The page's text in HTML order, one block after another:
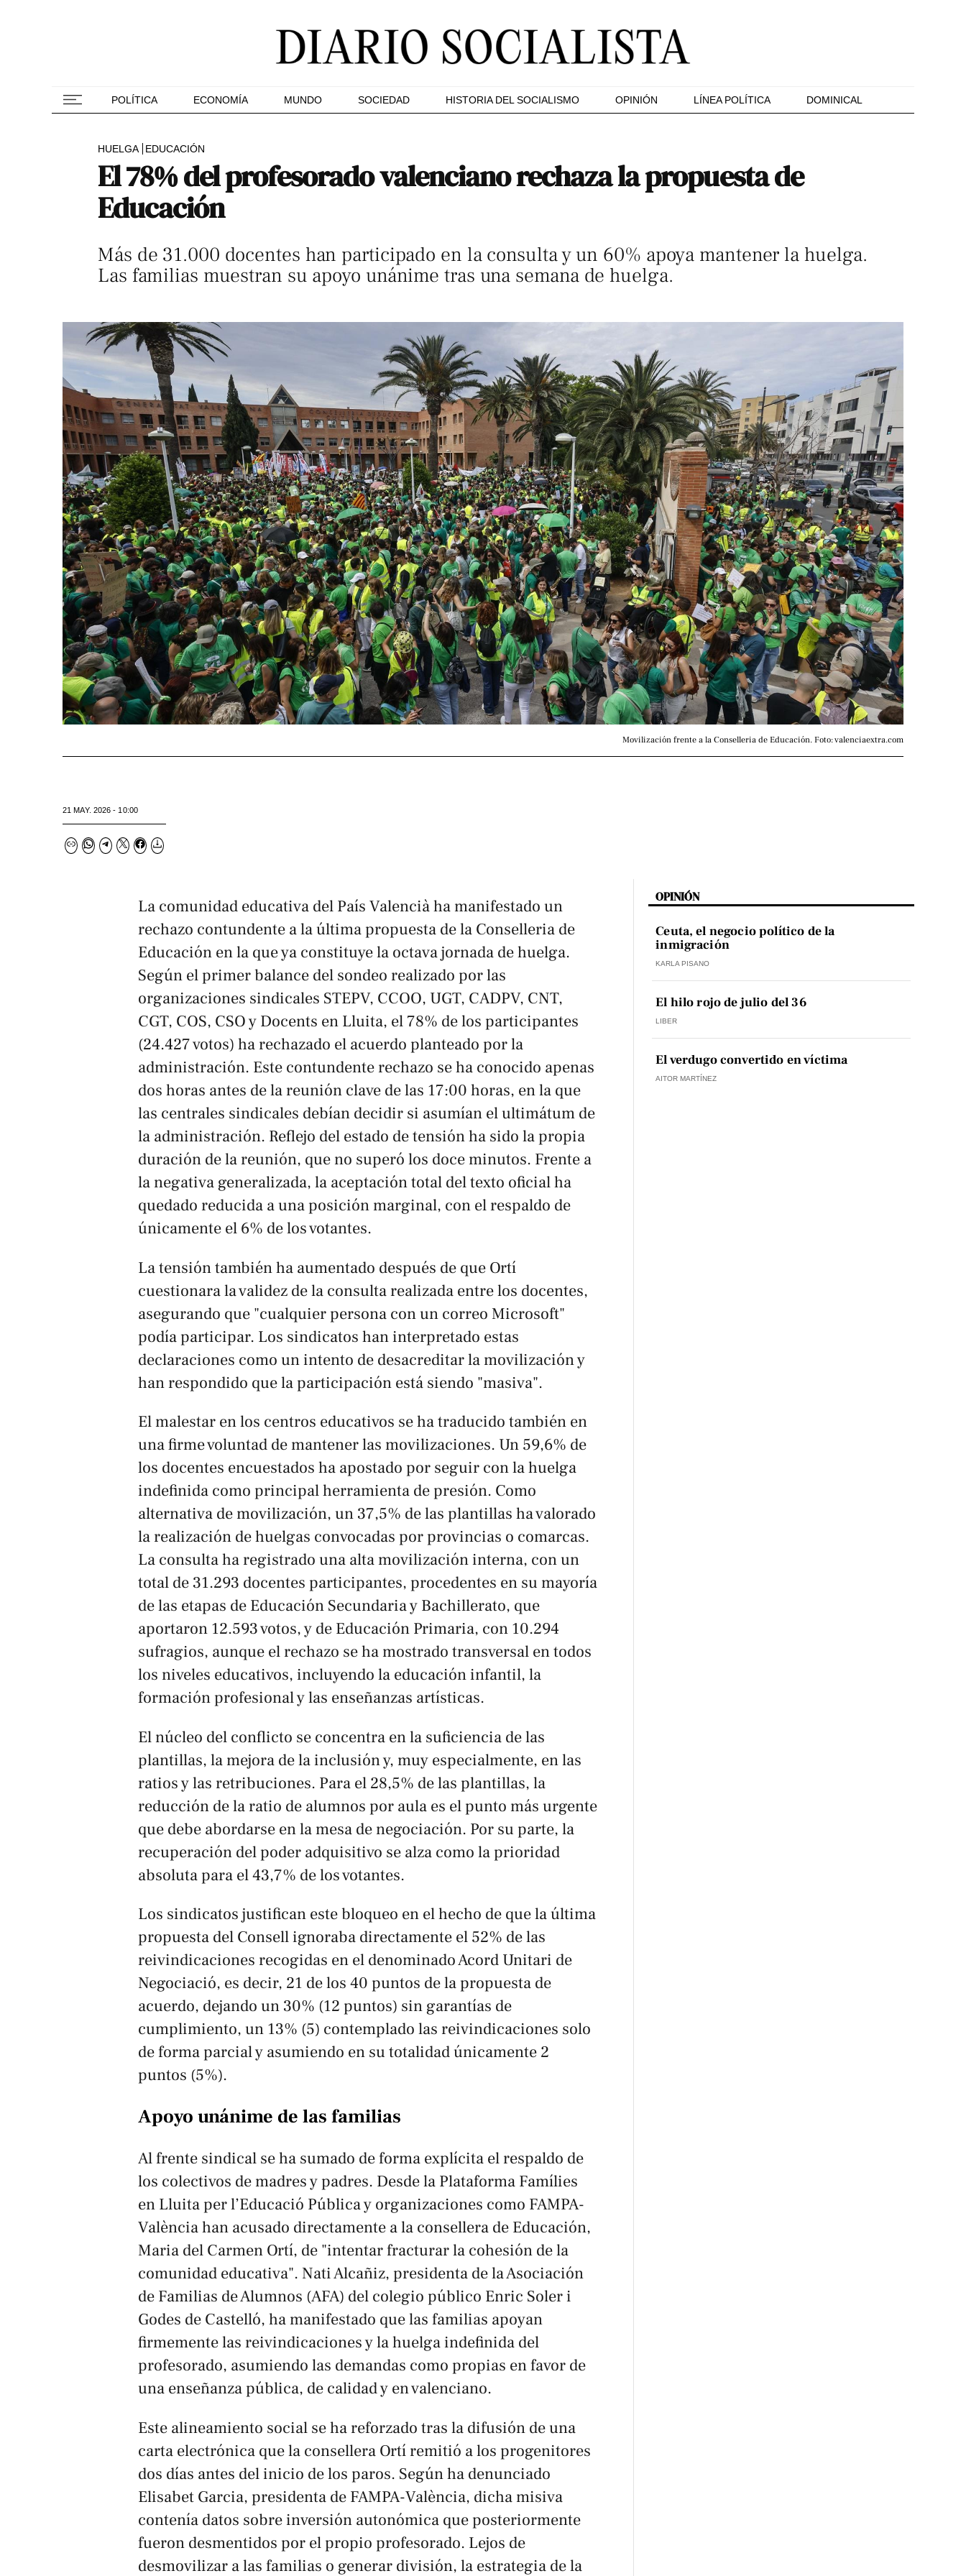
POLÍTICA ECONOMÍA MUNDO SOCIEDAD HISTORIA DEL SOCIALISMO OPINIÓN LÍNEA POLÍTICA DOMINICAL
HUELGA EDUCACIÓN
El 78% del profesorado valenciano rechaza la propuesta de
Educación
Más de 31.000 docentes han participado en la consulta y un 60% apoya mantener la huelga.
Las familias muestran su apoyo unánime tras una semana de huelga.
Movilización frente a la Conselleria de Educación. Foto: valenciaextra.com
21 MAY. 2026 - 10:00
La comunidad educativa del País Valencià ha manifestado un
rechazo contundente a la última propuesta de la Conselleria de
Educación en la que ya constituye la octava jornada de huelga.
Según el primer balance del sondeo realizado por las
organizaciones sindicales STEPV, CCOO, UGT, CADPV, CNT,
CGT, COS, CSO y Docents en Lluita, el 78% de los participantes
(24.427 votos) ha rechazado el acuerdo planteado por la
administración. Este contundente rechazo se ha conocido apenas
dos horas antes de la reunión clave de las 17:00 horas, en la que
las centrales sindicales debían decidir si asumían el ultimátum de
la administración. Reflejo del estado de tensión ha sido la propia
duración de la reunión, que no superó los doce minutos. Frente a
la negativa generalizada, la aceptación total del texto oficial ha
quedado reducida a una posición marginal, con el respaldo de
únicamente el 6% de los votantes.
La tensión también ha aumentado después de que Ortí
cuestionara la validez de la consulta realizada entre los docentes,
asegurando que "cualquier persona con un correo Microsoft"
podía participar. Los sindicatos han interpretado estas
declaraciones como un intento de desacreditar la movilización y
han respondido que la participación está siendo "masiva".
El malestar en los centros educativos se ha traducido también en
una firme voluntad de mantener las movilizaciones. Un 59,6% de
los docentes encuestados ha apostado por seguir con la huelga
indefinida como principal herramienta de presión. Como
alternativa de movilización, un 37,5% de las plantillas ha valorado
la realización de huelgas convocadas por provincias o comarcas.
La consulta ha registrado una alta movilización interna, con un
total de 31.293 docentes participantes, procedentes en su mayoría
de las etapas de Educación Secundaria y Bachillerato, que
aportaron 12.593 votos, y de Educación Primaria, con 10.294
sufragios, aunque el rechazo se ha mostrado transversal en todos
los niveles educativos, incluyendo la educación infantil, la
formación profesional y las enseñanzas artísticas.
El núcleo del conflicto se concentra en la suficiencia de las
plantillas, la mejora de la inclusión y, muy especialmente, en las
ratios y las retribuciones. Para el 28,5% de las plantillas, la
reducción de la ratio de alumnos por aula es el punto más urgente
que debe abordarse en la mesa de negociación. Por su parte, la
recuperación del poder adquisitivo se alza como la prioridad
absoluta para el 43,7% de los votantes.
Los sindicatos justifican este bloqueo en el hecho de que la última
propuesta del Consell ignoraba directamente el 52% de las
reivindicaciones recogidas en el denominado Acord Unitari de
Negociació, es decir, 21 de los 40 puntos de la propuesta de
acuerdo, dejando un 30% (12 puntos) sin garantías de
cumplimiento, un 13% (5) contemplado las reivindicaciones solo
de forma parcial y asumiendo en su totalidad únicamente 2
puntos (5%).
Apoyo unánime de las familias
Al frente sindical se ha sumado de forma explícita el respaldo de
los colectivos de madres y padres. Desde la Plataforma Famílies
en Lluita per l’Educació Pública y organizaciones como FAMPA-
València han acusado directamente a la consellera de Educación,
Maria del Carmen Ortí, de "intentar fracturar la cohesión de la
comunidad educativa". Nati Alcañiz, presidenta de la Asociación
de Familias de Alumnos (AFA) del colegio público Enric Soler i
Godes de Castelló, ha manifestado que las familias apoyan
firmemente las reivindicaciones y la huelga indefinida del
profesorado, asumiendo las demandas como propias en favor de
una enseñanza pública, de calidad y en valenciano.
Este alineamiento social se ha reforzado tras la difusión de una
carta electrónica que la consellera Ortí remitió a los progenitores
dos días antes del inicio de los paros. Según ha denunciado
Elisabet Garcia, presidenta de FAMPA-València, dicha misiva
contenía datos sobre inversión autonómica que posteriormente
fueron desmentidos por el propio profesorado. Lejos de
desmovilizar a las familias o generar división, la estrategia de la
OPINIÓN
Ceuta, el negocio político de la
inmigración
KARLA PISANO
El hilo rojo de julio del 36
LIBER
El verdugo convertido en víctima
AITOR MARTÍNEZ